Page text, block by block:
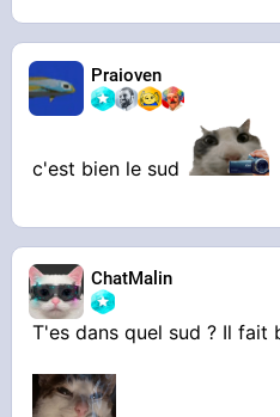
Praioven
c'est bien le sud
ChatMalin
T'es dans quel sud ? Il fait